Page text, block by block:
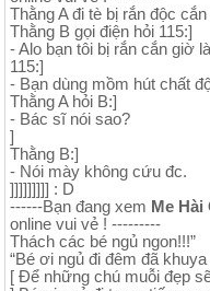
Thằng A đi tè bị rắn độc
Thằng B gọi điện hỏi 115:]
- Alo bạn tôi bị rắn cắn giờ
115:]
- Bạn dùng mồm hút chất
Thằng A hỏi B:]
- Bác sĩ nói sao?
]
Thằng B:]
- Nói mày không cứu đc.
]]]]]]]]] : D
------Bạn đang xem Me Hài
online vui vẻ ! ---------
Thách các bé ngủ ngon!!!”
“Bé ơi ngủ đi đêm đã khuya
[ Để những chú muỗi đẹp